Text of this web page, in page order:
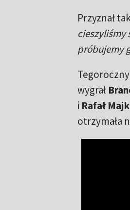
Przyznał
cieszyliśmy
próbujemy
wygrał
i Rafał
otrzymała